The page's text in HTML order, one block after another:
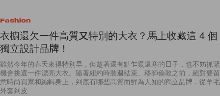
Fashion
衣櫥還欠一件高質又特別的大衣？馬上收藏這 4 個
獨立設計品牌！
雖然今年的春天來得特別早，但趁著還有點乍暖還寒的日子，也不妨抓緊
機會挑選一件漂亮大衣。隨著紐約時裝週結束、移師倫敦之前，絕對要留
意時尚買家和編輯身上，到底有哪些高質而鮮為人知的獨立品牌，從羊毛
外套到皮